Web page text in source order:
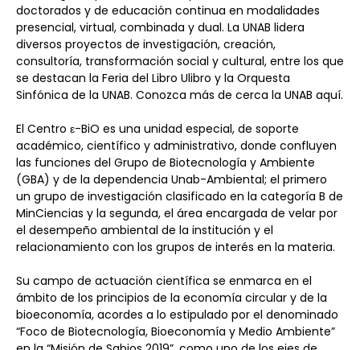
doctorados y de educación continua en modalidades
presencial, virtual, combinada y dual. La UNAB lidera
diversos proyectos de investigación, creación,
consultoría, transformación social y cultural, entre los que
se destacan la Feria del Libro Ulibro y la Orquesta
Sinfónica de la UNAB. Conozca más de cerca la UNAB aquí.
El Centro ε-BiO es una unidad especial, de soporte
académico, científico y administrativo, donde confluyen
las funciones del Grupo de Biotecnología y Ambiente
(GBA) y de la dependencia Unab-Ambiental; el primero
un grupo de investigación clasificado en la categoría B de
MinCiencias y la segunda, el área encargada de velar por
el desempeño ambiental de la institución y el
relacionamiento con los grupos de interés en la materia.
Su campo de actuación científica se enmarca en el
ámbito de los principios de la economía circular y de la
bioeconomía, acordes a lo estipulado por el denominado
“Foco de Biotecnología, Bioeconomía y Medio Ambiente”